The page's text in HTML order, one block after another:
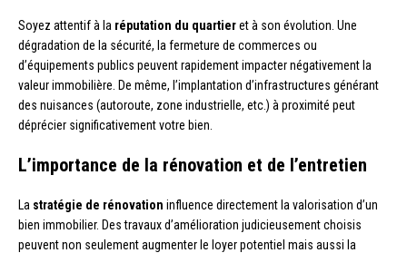
Soyez attentif à la réputation du quartieret à son évolution. Une
dégradation de la sécurité, la fermeture de commerces ou
d’équipements publics peuvent rapidement impacter négativement la
valeur immobilière. De même, l’implantation d’infrastructures générant
des nuisances (autoroute, zone industrielle, etc.) à proximité peut
déprécier significativement votre bien.
L’importance de la rénovation et de l’entretien
La stratégie de rénovation influence directement la valorisation d’un
bien immobilier. Des travaux d’amélioration judicieusement choisis
peuvent non seulement augmenter le loyer potentiel mais aussi la